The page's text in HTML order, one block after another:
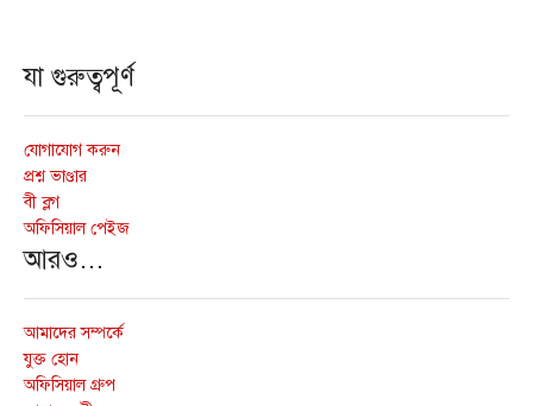
যা গুরুত্বপূর্ণ
যোগাযোগ করুন
প্রশ্ন ভাণ্ডার
বী ব্লগ
অফিসিয়াল পেইজ
আরও…
আমাদের সম্পর্কে
যুক্ত হোন
অফিসিয়াল গ্রুপ